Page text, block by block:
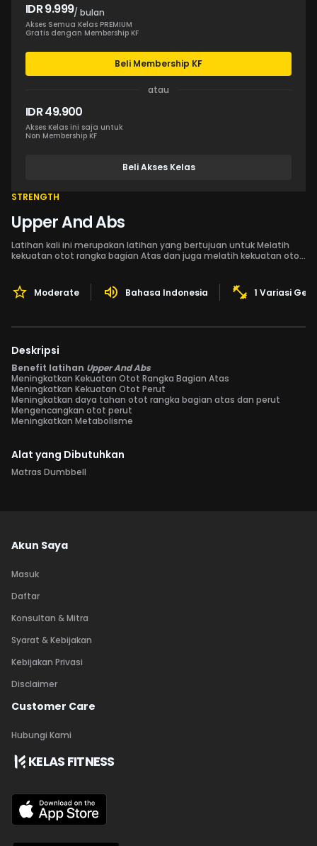
IDR 9.999/ bulan
Akses Semua Kelas PREMIUM
Gratis dengan Membership KF
Beli Membership KF
atau
IDR 49.900
Akses Kelas ini saja untuk
Non Membership KF
Beli Akses Kelas
STRENGTH
Upper And Abs
Latihan kali ini merupakan latihan yang bertujuan untuk Melatih
kekuatan otot rangka bagian Atas dan juga melatih kekuatan otot
Moderate Bahasa Indonesia 1 Variasi
Deskripsi
Benefit latihan Upper And Abs
Meningkatkan Kekuatan Otot Rangka Bagian Atas
Meningkatkan Kekuatan Otot Perut
Meningkatkan daya tahan otot rangka bagian atas dan perut
Mengencangkan otot perut
Meningkatkan Metabolisme
Alat yang Dibutuhkan
Matras Dumbbell
Akun Saya
Masuk
Daftar
Konsultan & Mitra
Syarat & Kebijakan
Kebijakan Privasi
Disclaimer
Customer Care
Hubungi Kami
KELAS FITNESS